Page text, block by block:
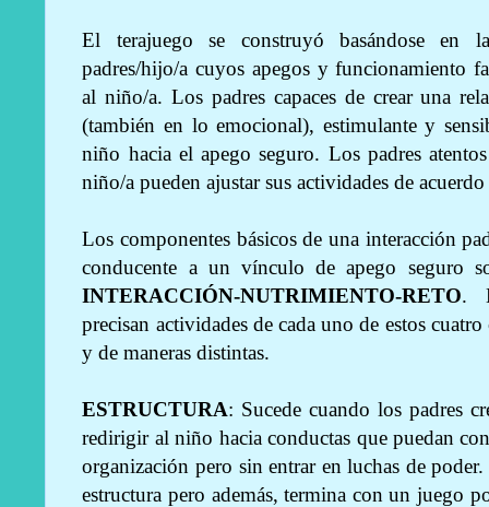
El terajuego se construyó basándose en
padres/hijo/a cuyos apegos y funcionamiento
al niño/a. Los padres capaces de crear una
(también en lo emocional), estimulante y
niño hacia el apego seguro. Los padres
niño/a pueden ajustar sus actividades de
Los componentes básicos de una interacción
conducente a un vínculo de apego seguro
INTERACCIÓN-NUTRIMIENTO-RETO.
precisan actividades de cada uno de estos
y de maneras distintas.
ESTRUCTURA: Sucede cuando los padres
redirigir al niño hacia conductas que puedan
organización pero sin entrar en luchas de
estructura pero además, termina con un juego